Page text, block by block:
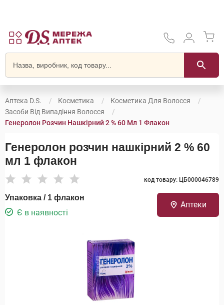
Аптека D.S. Косметика
Косметика Для Волосся
Засоби Від Випадіння Волосся
Генеролон Розчин Нашкірний 2 % 60 Мл 1 Флакон
Генеролон розчин нашкірний 2 % 60
мл 1 флакон
код товару: ЦБ000046789
Упаковка / 1 флакон
Є в наявності
Аптеки